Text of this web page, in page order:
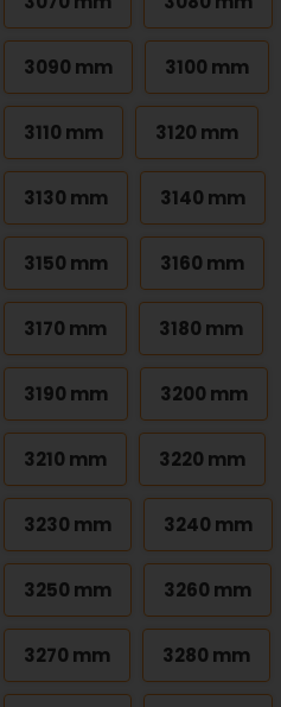
3090 mm 3100 mm
3110 mm 3120 mm
3130 mm 3140 mm
3150 mm 3160 mm
3170 mm 3180 mm
3190 mm 3200 mm
3210 mm 3220 mm
3230 mm 3240 mm
3250 mm 3260 mm
3270 mm 3280 mm